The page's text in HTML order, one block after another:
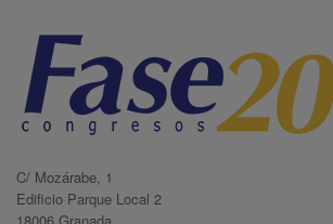
C/ Mozárabe, 1
Edificio Parque Local 2